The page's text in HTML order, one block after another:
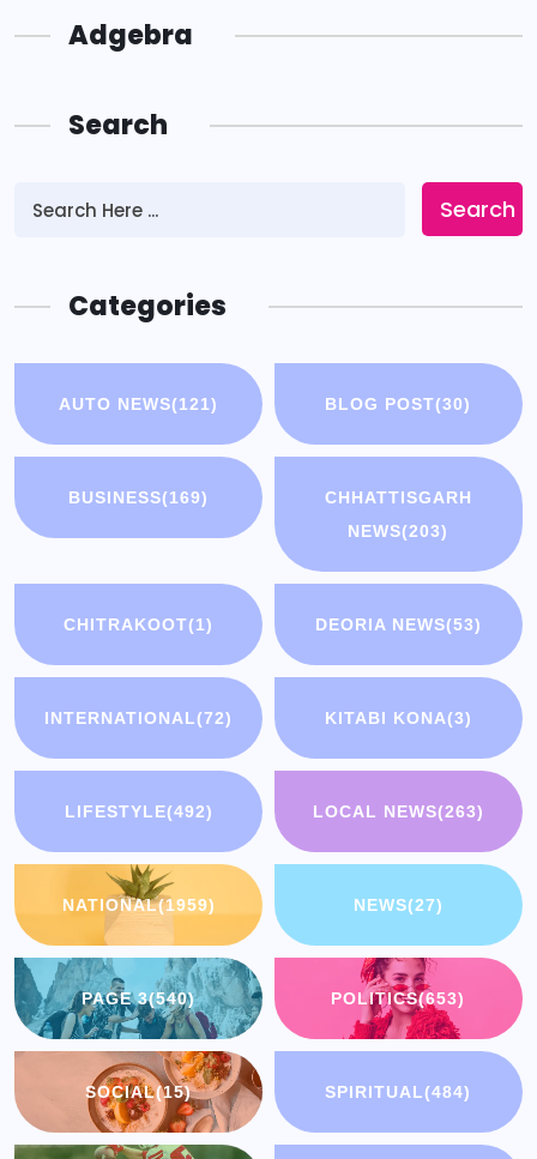
Adgebra
Search
Search
Categories
AUTO NEWS(121) BLOG POST(30)
BUSINESS(169)
CHHATTISGARH
NEWS(203)
CHITRAKOOT(1) DEORIA NEWS(53)
INTERNATIONAL(72) KITABI KONA(3)
LIFESTYLE(492) LOCAL NEWS(263)
NATIONAL(1959) NEWS(27)
PAGE 3(540) POLITICS(653)
SOCIAL(15) SPIRITUAL(484)